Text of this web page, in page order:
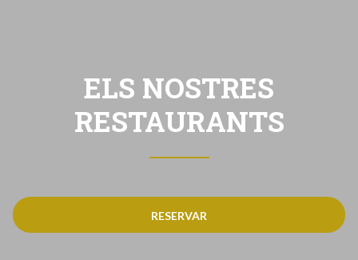
ELS NOSTRES
RESTAURANTS
RESERVAR